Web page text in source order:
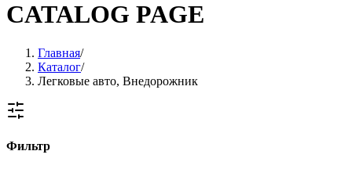
CATALOG PAGE
Главная/
Каталог/
Легковые авто, Внедорожник
Фильтр